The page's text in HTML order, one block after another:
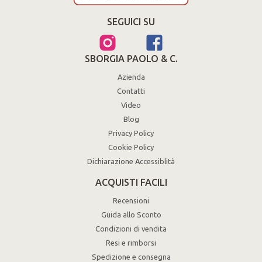
SEGUICI SU
SBORGIA PAOLO & C.
Azienda
Contatti
Video
Blog
Privacy Policy
Cookie Policy
Dichiarazione Accessiblità
ACQUISTI FACILI
Recensioni
Guida allo Sconto
Condizioni di vendita
Resi e rimborsi
Spedizione e consegna